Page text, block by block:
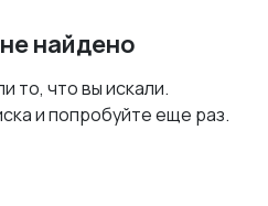
найдено
то, что вы искали.
и попробуйте еще раз.